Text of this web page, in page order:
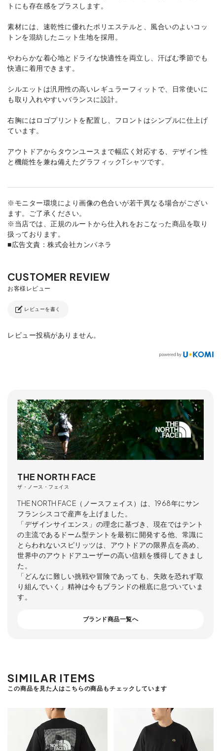
トにも存在感をプラスします。
素材には、速乾性に優れたポリエステルと、風合いのよいコッ
トンを混紡したニット生地を採用。
やわらかな着心地とドライな快適性を両立し、汗ばむ季節でも
快適に着用できます。
シルエットは汎用性の高いレギュラーフィットで、日常使いに
も取り入れやすいバランスに設計。
右胸にはロゴプリントを配置し、フロントはシンプルに仕上げ
ています。
アウトドアからタウンユースまで幅広く対応する、デザイン性
と機能性を兼ね備えたグラフィックTシャツです。
※モニター環境により画像の色合いが若干異なる場合がござい
ます。ご了承ください。
※当店では、正規のルートから仕入れをおこなった商品を取り
扱っております。
■広告文責：株式会社カンパネラ
レビューを書く
レビュー投稿がありません。
THE NORTH FACE
ザ・ノース・フェイス
THE NORTH FACE（ノースフェイス）は、1968年にサン
フランシスコで産声を上げました。
「デザインサイエンス」の理念に基づき、現在ではテント
の主流であるドーム型テントを最初に開発する他、常識に
とらわれないスピリッツは、アウトドアの限界点を高め、
世界中のアウトドアユーザーの高い信頼を獲得してきまし
た。
「どんなに難しい挑戦や冒険であっても、失敗を恐れず取
り組んでいく」精神は今もブランドの根底に息づいていま
す。
ブランド商品一覧へ
SIMILAR ITEMS
この商品を見た人はこちらの商品もチェックしています